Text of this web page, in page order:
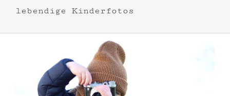
lebendige Kinderfotos